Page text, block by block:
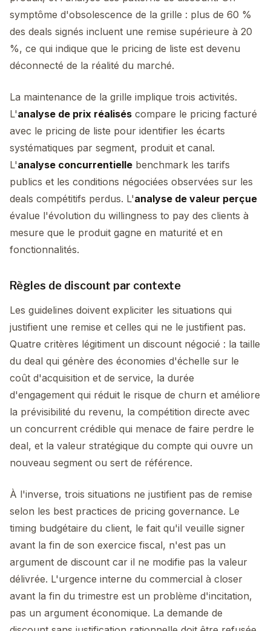
symptôme d'obsolescence de la grille : plus de 60 %
des deals signés incluent une remise supérieure à 20
%, ce qui indique que le pricing de liste est devenu
déconnecté de la réalité du marché.
La maintenance de la grille implique trois activités.
L'analyse de prix réalisés compare le pricing facturé
avec le pricing de liste pour identifier les écarts
systématiques par segment, produit et canal.
L'analyse concurrentielle benchmark les tarifs
publics et les conditions négociées observées sur les
deals compétitifs perdus. L'analyse de valeur perçue
évalue l'évolution du willingness to pay des clients à
mesure que le produit gagne en maturité et en
fonctionnalités.
Règles de discount par contexte
Les guidelines doivent expliciter les situations qui
justifient une remise et celles qui ne le justifient pas.
Quatre critères légitiment un discount négocié : la taille
du deal qui génère des économies d'échelle sur le
coût d'acquisition et de service, la durée
d'engagement qui réduit le risque de churn et améliore
la prévisibilité du revenu, la compétition directe avec
un concurrent crédible qui menace de faire perdre le
deal, et la valeur stratégique du compte qui ouvre un
nouveau segment ou sert de référence.
À l'inverse, trois situations ne justifient pas de remise
selon les best practices de pricing governance. Le
timing budgétaire du client, le fait qu'il veuille signer
avant la fin de son exercice fiscal, n'est pas un
argument de discount car il ne modifie pas la valeur
délivrée. L'urgence interne du commercial à closer
avant la fin du trimestre est un problème d'incitation,
pas un argument économique. La demande de